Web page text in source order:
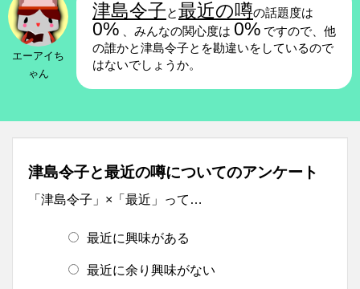
エーアイち
ゃん
津島令子と最近の噂の話題度は
0% 、みんなの関心度は 0% ですので、他
の誰かと津島令子とを勘違いをしているので
はないでしょうか。
津島令子と最近の噂についてのアンケート
「津島令子」×「最近」って…
最近に興味がある
最近に余り興味がない